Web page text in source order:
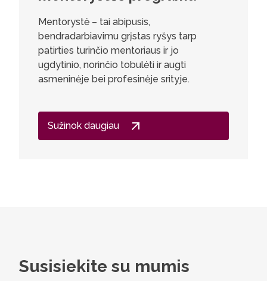
Mentorystė – tai abipusis,
bendradarbiavimu grįstas ryšys tarp
patirties turinčio mentoriaus ir jo
ugdytinio, norinčio tobulėti ir augti
asmeninėje bei profesinėje srityje.
Sužinok daugiau
Susisiekite su mumis